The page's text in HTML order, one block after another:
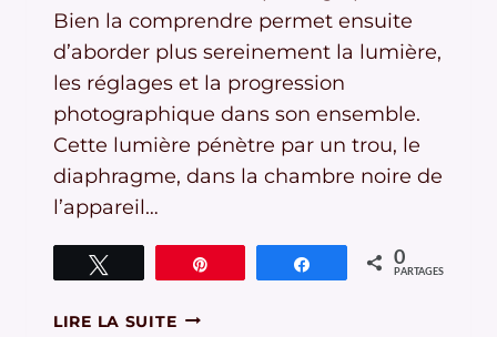
Bien la comprendre permet ensuite
d’aborder plus sereinement la lumière,
les réglages et la progression
photographique dans son ensemble.
Cette lumière pénètre par un trou, le
diaphragme, dans la chambre noire de
l’appareil…
Partagez 0
PARTAGES
LIRE LA SUITEL’EXPOSITION